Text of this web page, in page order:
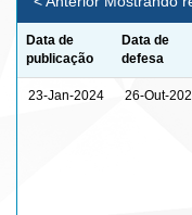
Data de
publicação
Data de
defesa
23-Jan-2024 26-Out-